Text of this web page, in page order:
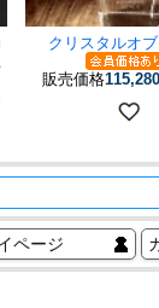
クリスタルオ
販売価格
ページ